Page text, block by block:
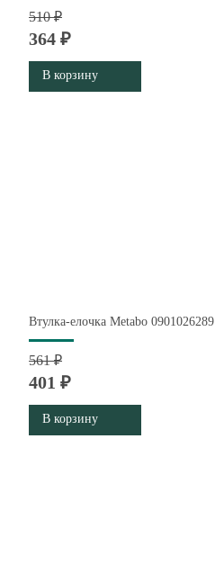
510 ₽
364 ₽
В корзину
Втулка-елочка Metabo 0901026289
561 ₽
401 ₽
В корзину